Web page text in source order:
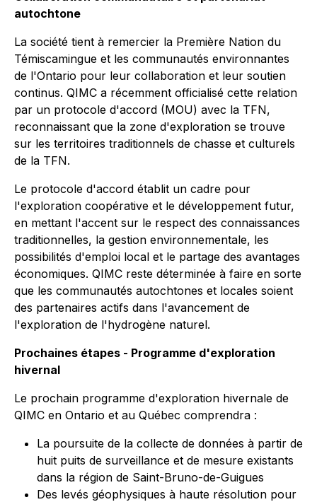
autochtone
La société tient à remercier la Première Nation du
Témiscamingue et les communautés environnantes
de l'Ontario pour leur collaboration et leur soutien
continus. QIMC a récemment officialisé cette relation
par un protocole d'accord (MOU) avec la TFN,
reconnaissant que la zone d'exploration se trouve
sur les territoires traditionnels de chasse et culturels
de la TFN.
Le protocole d'accord établit un cadre pour
l'exploration coopérative et le développement futur,
en mettant l'accent sur le respect des connaissances
traditionnelles, la gestion environnementale, les
possibilités d'emploi local et le partage des avantages
économiques. QIMC reste déterminée à faire en sorte
que les communautés autochtones et locales soient
des partenaires actifs dans l'avancement de
l'exploration de l'hydrogène naturel.
Prochaines étapes - Programme d'exploration
hivernal
Le prochain programme d'exploration hivernale de
QIMC en Ontario et au Québec comprendra :
La poursuite de la collecte de données à partir de
huit puits de surveillance et de mesure existants
dans la région de Saint-Bruno-de-Guigues
Des levés géophysiques à haute résolution pour